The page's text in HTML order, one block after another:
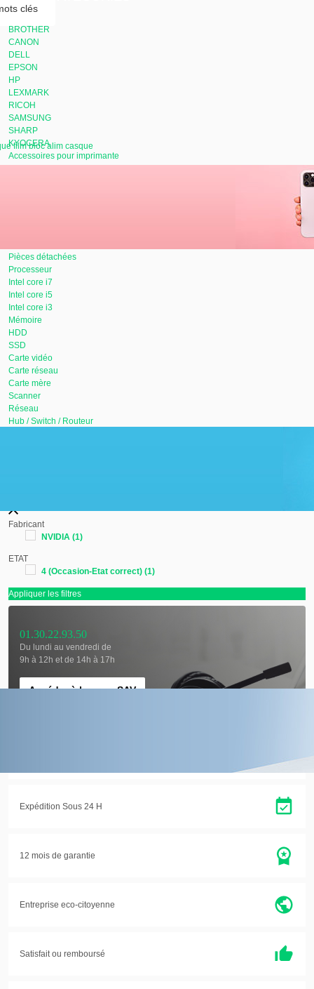
clés
film bloc alim casque
BROTHER
CANON
DELL
EPSON
HP
LEXMARK
RICOH
SAMSUNG
SHARP
KYOCERA
Accessoires pour imprimante
Pièces détachées
Processeur
Intel core i7
Intel core i5
Intel core i3
Mémoire
HDD
SSD
Carte vidéo
Carte réseau
Carte mère
Scanner
Réseau
Hub / Switch / Routeur
Fabricant
NVIDIA (1)
ETAT
4 (Occasion-Etat correct) (1)
Appliquer les filtres
01.30.22.93.50
Du lundi au vendredi de
9h à 12h et de 14h à 17h
Accéder à la page SAV
Expédition Sous 24 H
12 mois de garantie
Entreprise eco-citoyenne
Satisfait ou remboursé